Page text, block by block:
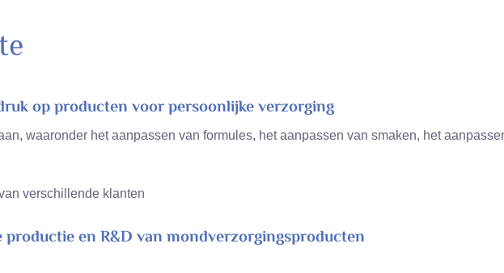
op producten voor persoonlijke verzorging
waaronder het aanpassen van formules, het aanpassen van smaken, het
verschillende klanten
en R&D van mondverzorgingsproducten